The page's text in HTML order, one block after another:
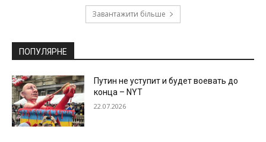
Завантажити більше
ПОПУЛЯРНЕ
Путин не уступит и будет воевать до
конца – NYT
22.07.2026